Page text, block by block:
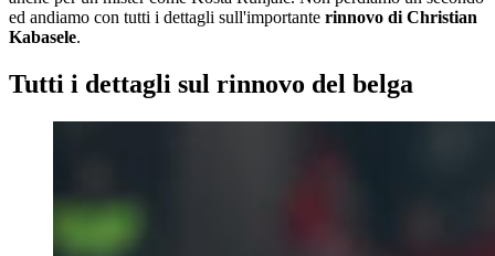
ed andiamo con tutti i dettagli sull'importante rinnovo di Christian
Kabasele.
Tutti i dettagli sul rinnovo del belga